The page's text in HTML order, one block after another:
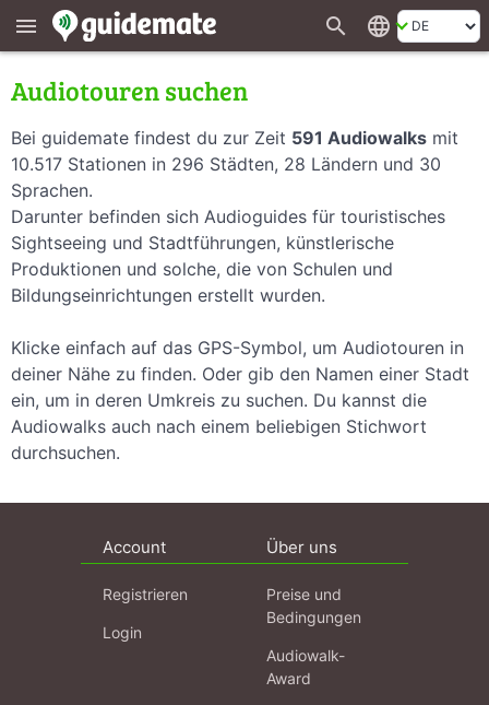
menu search language
Audiotouren suchen
Bei guidemate findest du zur Zeit 591 Audiowalks mit
10.517 Stationen in 296 Städten, 28 Ländern und 30
Sprachen.
Darunter befinden sich Audioguides für touristisches
Sightseeing und Stadtführungen, künstlerische
Produktionen und solche, die von Schulen und
Bildungseinrichtungen erstellt wurden.
Klicke einfach auf das GPS-Symbol, um Audiotouren in
deiner Nähe zu finden. Oder gib den Namen einer Stadt
ein, um in deren Umkreis zu suchen. Du kannst die
Audiowalks auch nach einem beliebigen Stichwort
durchsuchen.
Account
Registrieren
Login
Über uns
Preise und
Bedingungen
Audiowalk-
Award